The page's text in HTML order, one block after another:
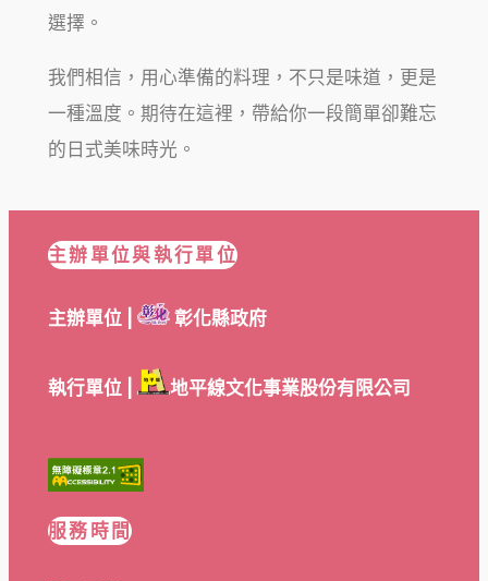
選擇。
我們相信，用心準備的料理，不只是味道，更是
一種溫度。期待在這裡，帶給你一段簡單卻難忘
的日式美味時光。
主辦單位與執行單位
主辦單位 | 彰化縣政府
執行單位 | 地平線文化事業股份有限公司
服務時間